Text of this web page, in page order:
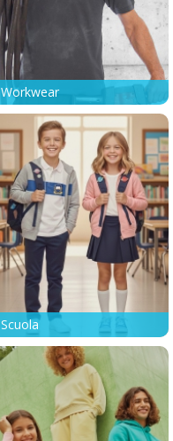
Workwear
Scuola